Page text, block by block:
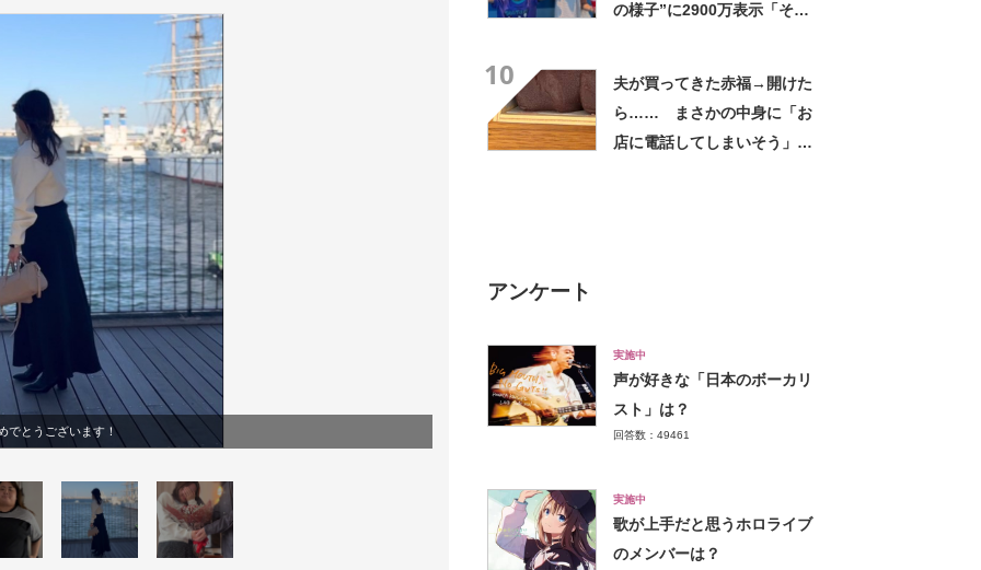
でとうございます！
の様子”に2900万表示「そう
10
夫が買ってきた赤福→開けた
ら…… まさかの中身に「お
店に電話してしまいそう」
アンケート
実施中
声が好きな「日本のボーカリ
スト」は？
回答数：49461
実施中
歌が上手だと思うホロライブ
のメンバーは？